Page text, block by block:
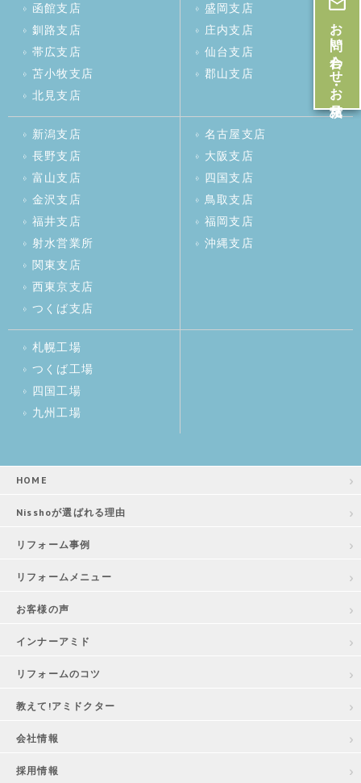
函館支店
釧路支店
帯広支店
苫小牧支店
北見支店
盛岡支店
庄内支店
仙台支店
郡山支店
新潟支店
長野支店
富山支店
金沢支店
福井支店
射水営業所
関東支店
西東京支店
つくば支店
名古屋支店
大阪支店
四国支店
鳥取支店
福岡支店
沖縄支店
札幌工場
つくば工場
四国工場
九州工場
HOME
Nisshoが選ばれる理由
リフォーム事例
リフォームメニュー
お客様の声
インナーアミド
リフォームのコツ
教えて!アミドクター
会社情報
採用情報
お問い合わせ・お見積